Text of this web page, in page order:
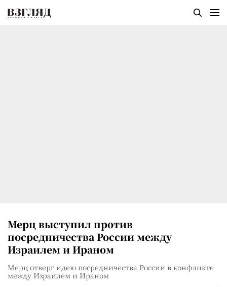
Мерц выступил против
посредничества России между
Израилем и Ираном
Мерц отверг идею посредничества России в конфликте
между Израилем и Ираном